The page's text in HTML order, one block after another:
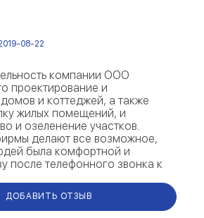
08-22
компании ООО
проектирование и
домов и коттеджей, а также
жилых помещений, и
и озеленение участков.
делают все возможное,
была комфортной и
после телефонного звонка к
получить...
ДОБАВИТЬ ОТЗЫВ